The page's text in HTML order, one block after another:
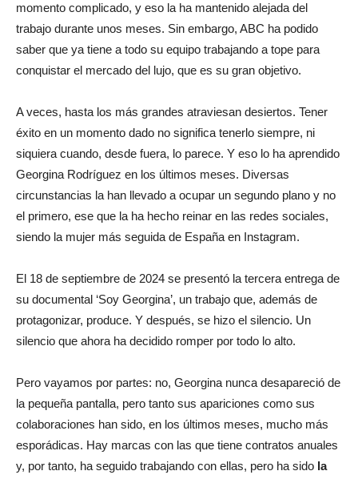
momento complicado, y eso la ha mantenido alejada del
trabajo durante unos meses. Sin embargo, ABC ha podido
saber que ya tiene a todo su equipo trabajando a tope para
conquistar el mercado del lujo, que es su gran objetivo.
A veces, hasta los más grandes atraviesan desiertos. Tener
éxito en un momento dado no significa tenerlo siempre, ni
siquiera cuando, desde fuera, lo parece. Y eso lo ha aprendido
Georgina Rodríguez en los últimos meses. Diversas
circunstancias la han llevado a ocupar un segundo plano y no
el primero, ese que la ha hecho reinar en las redes sociales,
siendo la mujer más seguida de España en Instagram.
El 18 de septiembre de 2024 se presentó la tercera entrega de
su documental ‘Soy Georgina’, un trabajo que, además de
protagonizar, produce. Y después, se hizo el silencio. Un
silencio que ahora ha decidido romper por todo lo alto.
Pero vayamos por partes: no, Georgina nunca desapareció de
la pequeña pantalla, pero tanto sus apariciones como sus
colaboraciones han sido, en los últimos meses, mucho más
esporádicas. Hay marcas con las que tiene contratos anuales
y, por tanto, ha seguido trabajando con ellas, pero ha sido la